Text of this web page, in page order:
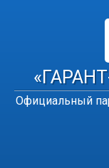
Официальный